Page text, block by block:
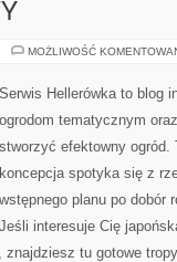
MOŻLIWOŚĆ
Serwis Hellerówka to blog
ogrodom tematycznym
stworzyć efektowny ogród.
koncepcja spotyka się z
wstępnego planu po dobór
Jeśli interesuje Cię
tu gotowe